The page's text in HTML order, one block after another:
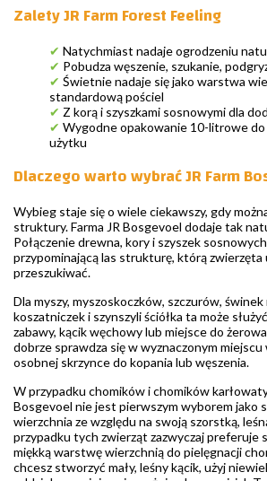
Zalety JR Farm Forest Feeling
✔ Natychmiast nadaje ogrodzeniu
✔ Pobudza węszenie, szukanie,
✔ Świetnie nadaje się jako warstwa
standardową pościel
✔ Z korą i szyszkami sosnowymi dla
✔ Wygodne opakowanie 10-litrowe
użytku
Dlaczego warto wybrać JR Farm
Wybieg staje się o wiele ciekawszy, gdy
struktury. Farma JR Bosgevoel dodaje tak
Połączenie drewna, kory i szyszek
przypominającą las strukturę, którą zwierzęta
przeszukiwać.
Dla myszy, myszoskoczków, szczurów,
koszatniczek i szynszyli ściółka ta może
zabawy, kącik węchowy lub miejsce do
dobrze sprawdza się w wyznaczonym
osobnej skrzynce do kopania lub węszenia.
W przypadku chomików i chomików
Bosgevoel nie jest pierwszym wyborem jako
wierzchnia ze względu na swoją szorstką,
przypadku tych zwierząt zazwyczaj preferuje
miękką warstwę wierzchnią do pielęgnacji
chcesz stworzyć mały, leśny kącik, użyj